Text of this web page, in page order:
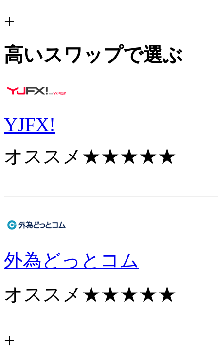
+
高いスワップで選ぶ
YJFX!
オススメ ★★★★★
外為どっとコム
オススメ ★★★★★
+